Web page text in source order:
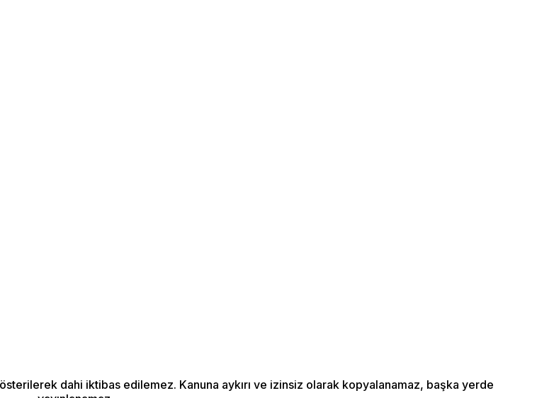
dahi iktibas edilemez. Kanuna aykırı ve izinsiz olarak kopyalanamaz, başka yerde